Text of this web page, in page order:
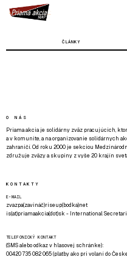
ČLÁNKY
O NÁS
Priama akcia je solidárny zväz pracujúcich,
a v komunite, a na organizovanie solidárnych
zahraničí. Od roku 2000 je sekciou
združuje zväzy a skupiny z vyše 20 krajín
KONTAKTY
E-MAIL
zvazpa(zavináč)riseup(bodka)net
is(at)priamaakcia(dot)sk - International
TELEFONICKÝ KONTAKT
(SMS alebo odkaz v hlasovej schránke):
00420 735 082 065 (platby ako pri volaní do